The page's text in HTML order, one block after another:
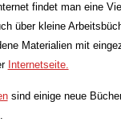
findet man eine
über kleine
Materialien mit
Internetseite.
sind einige neue